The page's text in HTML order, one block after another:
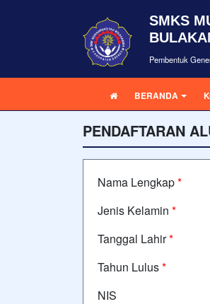
SMKS
Pembentuk
BERANDA
PENDAFTARAN
Nama Lengkap*
Jenis Kelamin *
Tanggal Lahir*
Tahun Lulus*
NIS